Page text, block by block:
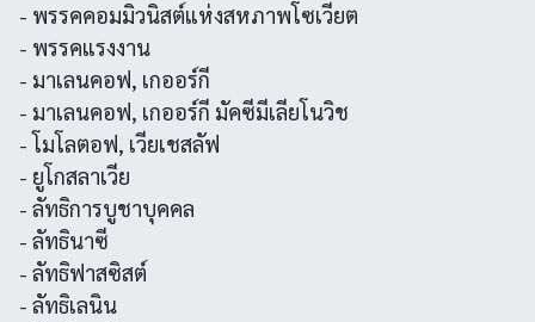
- พรรคคอมมิวนิสต์แห่งสหภาพโซเวียต
- พรรคแรงงาน
- มาเลนคอฟ, เกออร์กี
- มาเลนคอฟ, เกออร์กี มัคซีมีเลียโนวิช
- โมโลตอฟ, เวียเชสลัฟ
- ยูโกสลาเวีย
- ลัทธิการบูชาบุคคล
- ลัทธินาซี
- ลัทธิฟาสซิสต์
- ลัทธิเลนิน